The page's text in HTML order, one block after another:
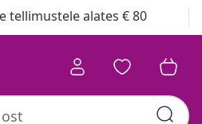
tellimustele alates € 80